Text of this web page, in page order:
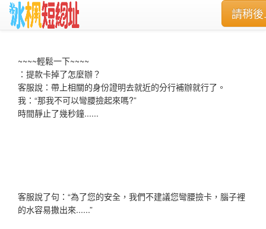
請稍
~~~~輕鬆一下~~~~
：提款卡掉了怎麼辦？
客服說：帶上相關的身份證明去就近的分行補辦就行了。
我：“那我不可以彎腰撿起來嗎?”
時間靜止了幾秒鐘......
客服說了句：“為了您的安全，我們不建議您彎腰撿卡，腦子裡
的水容易撒出來......”